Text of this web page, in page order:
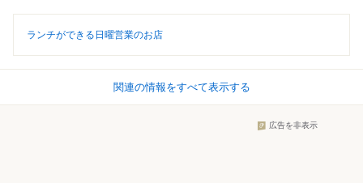
ランチができる日曜営業のお店
関連の情報をすべて表示する
広告を非表示